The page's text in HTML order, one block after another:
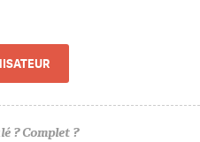
? Complet ?